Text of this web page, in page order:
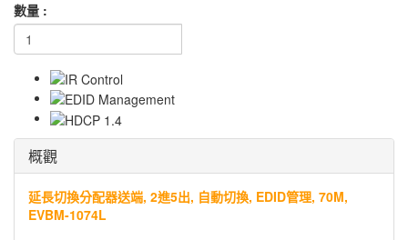
數量 :
概觀
延長切換分配器送端, 2進5出, 自動切換, EDID管理, 70M,
EVBM-1074L